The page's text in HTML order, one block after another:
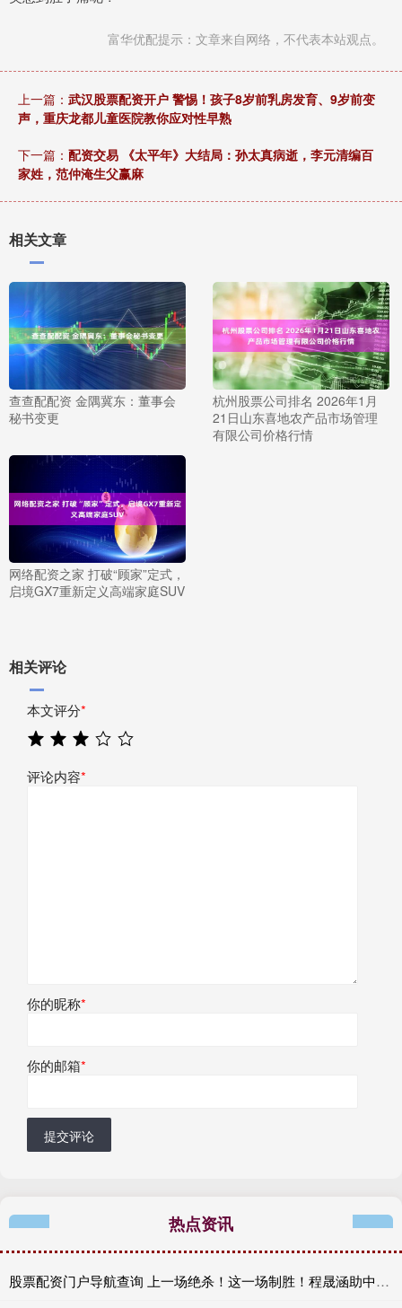
富华优配提示：文章来自网络，不代表本站观点。
上一篇： 武汉股票配资开户 警惕！孩子8岁前乳房发育、9岁前变
声，重庆龙都儿童医院教你应对性早熟
下一篇： 配资交易 《太平年》大结局：孙太真病逝，李元清编百
家姓，范仲淹生父赢麻
相关文章
查查配配资 金隅冀东：董事会
秘书变更
杭州股票公司排名 2026年1月
21日山东喜地农产品市场管理
有限公司价格行情
网络配资之家 打破“顾家”定式，
启境GX7重新定义高端家庭SUV
相关评论
本文评分*
评论内容*
你的昵称*
你的邮箱*
提交评论
热点资讯
股票配资门户导航查询 上一场绝杀！这一场制胜！程晟涵助中国U17提前出线